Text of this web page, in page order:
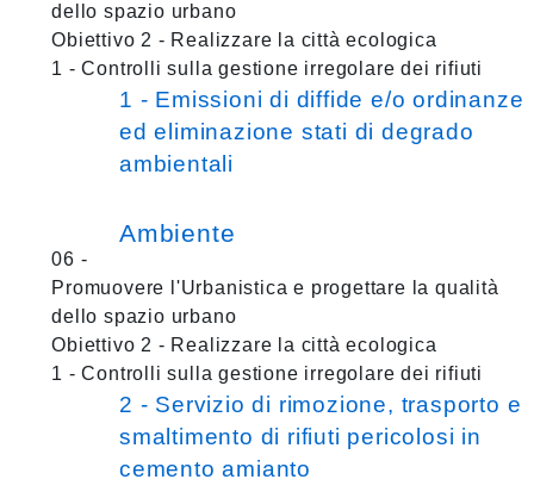
dello spazio urbano
Obiettivo 2 - Realizzare la città ecologica
1 - Controlli sulla gestione irregolare dei rifiuti
1 - Emissioni di diffide e/o ordinanze
ed eliminazione stati di degrado
ambientali
Ambiente
06 -
Promuovere l'Urbanistica e progettare la qualità
dello spazio urbano
Obiettivo 2 - Realizzare la città ecologica
1 - Controlli sulla gestione irregolare dei rifiuti
2 - Servizio di rimozione, trasporto e
smaltimento di rifiuti pericolosi in
cemento amianto